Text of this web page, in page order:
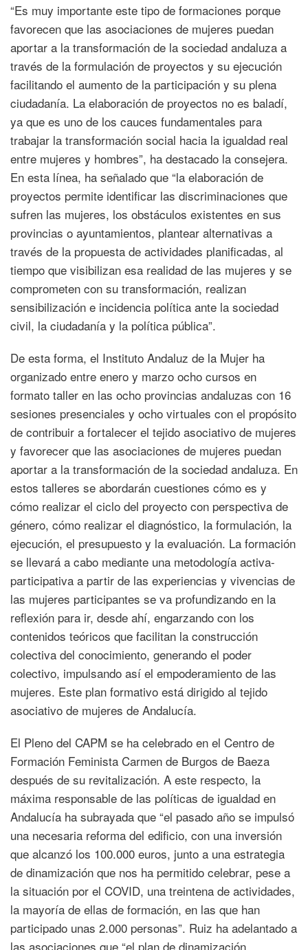
“Es muy importante este tipo de formaciones porque
favorecen que las asociaciones de mujeres puedan
aportar a la transformación de la sociedad andaluza a
través de la formulación de proyectos y su ejecución
facilitando el aumento de la participación y su plena
ciudadanía. La elaboración de proyectos no es baladí,
ya que es uno de los cauces fundamentales para
trabajar la transformación social hacia la igualdad real
entre mujeres y hombres”, ha destacado la consejera.
En esta línea, ha señalado que “la elaboración de
proyectos permite identificar las discriminaciones que
sufren las mujeres, los obstáculos existentes en sus
provincias o ayuntamientos, plantear alternativas a
través de la propuesta de actividades planificadas, al
tiempo que visibilizan esa realidad de las mujeres y se
comprometen con su transformación, realizan
sensibilización e incidencia política ante la sociedad
civil, la ciudadanía y la política pública”.
De esta forma, el Instituto Andaluz de la Mujer ha
organizado entre enero y marzo ocho cursos en
formato taller en las ocho provincias andaluzas con 16
sesiones presenciales y ocho virtuales con el propósito
de contribuir a fortalecer el tejido asociativo de mujeres
y favorecer que las asociaciones de mujeres puedan
aportar a la transformación de la sociedad andaluza. En
estos talleres se abordarán cuestiones cómo es y
cómo realizar el ciclo del proyecto con perspectiva de
género, cómo realizar el diagnóstico, la formulación, la
ejecución, el presupuesto y la evaluación. La formación
se llevará a cabo mediante una metodología activa-
participativa a partir de las experiencias y vivencias de
las mujeres participantes se va profundizando en la
reflexión para ir, desde ahí, engarzando con los
contenidos teóricos que facilitan la construcción
colectiva del conocimiento, generando el poder
colectivo, impulsando así el empoderamiento de las
mujeres. Este plan formativo está dirigido al tejido
asociativo de mujeres de Andalucía.
El Pleno del CAPM se ha celebrado en el Centro de
Formación Feminista Carmen de Burgos de Baeza
después de su revitalización. A este respecto, la
máxima responsable de las políticas de igualdad en
Andalucía ha subrayada que “el pasado año se impulsó
una necesaria reforma del edificio, con una inversión
que alcanzó los 100.000 euros, junto a una estrategia
de dinamización que nos ha permitido celebrar, pese a
la situación por el COVID, una treintena de actividades,
la mayoría de ellas de formación, en las que han
participado unas 2.000 personas”. Ruiz ha adelantado a
las asociaciones que “el plan de dinamización